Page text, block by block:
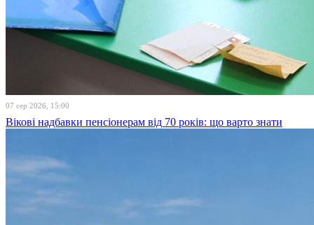
07 сер 2026, 15:00
Вікові надбавки пенсіонерам від 70 років: що варто знати